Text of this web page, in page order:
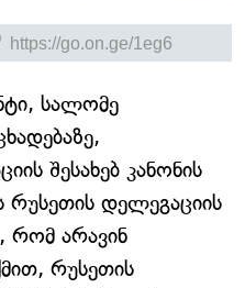
სალომე
შესახებ კანონის
რუსეთის დელეგაციის
რომ არავინ
რუსეთის